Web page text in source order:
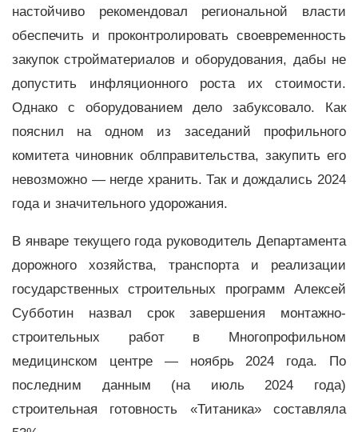
настойчиво рекомендовал региональной власти
обеспечить и проконтролировать своевременность
закупок стройматериалов и оборудования, дабы не
допустить инфляционного роста их стоимости.
Однако с оборудованием дело забуксовало. Как
пояснил на одном из заседаний профильного
комитета чиновник облправительства, закупить его
невозможно — негде хранить. Так и дождались 2024
года и значительного удорожания.
В январе текущего года руководитель Департамента
дорожного хозяйства, транспорта и реализации
государственных строительных программ Алексей
Субботин назвал срок завершения монтажно-
строительных работ в Многопрофильном
медицинском центре — ноябрь 2024 года. По
последним данным (на июль 2024 года)
строительная готовность «Титаника» составляла